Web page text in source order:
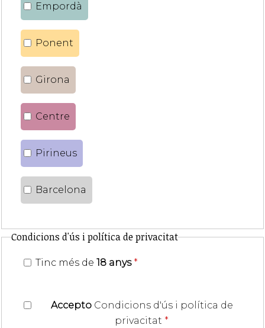
Empordà
Ponent
Girona
Centre
Pirineus
Barcelona
Condicions d'ús i política de privacitat
Tinc més de 18 anys *
Accepto Condicions d'ús i política de
privacitat *